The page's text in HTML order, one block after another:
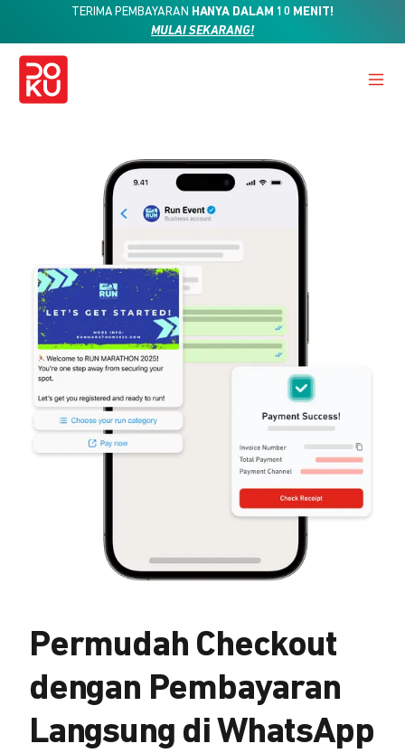
TERIMA PEMBAYARAN HANYA DALAM 10 MENIT!
MULAI SEKARANG!
Permudah Checkout
dengan Pembayaran
Langsung di WhatsApp